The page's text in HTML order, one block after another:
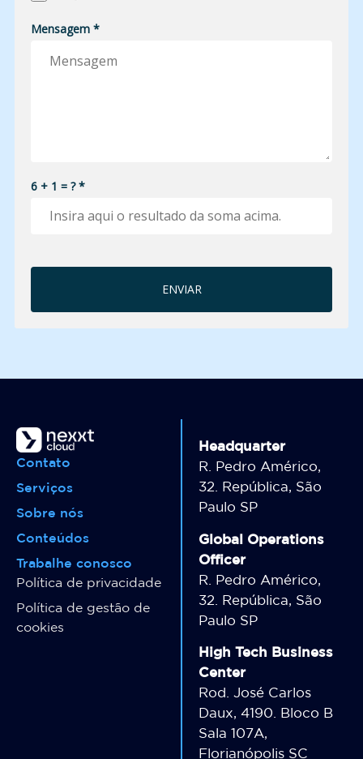
Contato
Serviços
Sobre nós
Conteúdos
Trabalhe conosco
Política de privacidade
Política de gestão de
cookies
Headquarter
R. Pedro Américo,
32. República, São
Paulo SP
Global Operations
Officer
R. Pedro Américo,
32. República, São
Paulo SP
High Tech Business
Center
Rod. José Carlos
Daux, 4190. Bloco B
Sala 107A,
Florianópolis SC